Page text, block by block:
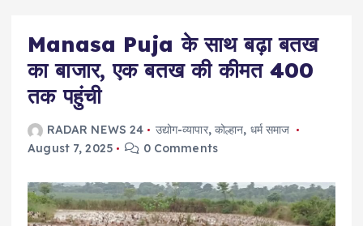
Manasa Puja के साथ बढ़ा बतख
का बाजार, एक बतख की कीमत 400
तक पहुंची
RADAR NEWS 24 उद्योग-व्यापार, कोल्हान, धर्म समाज
August 7, 2025
0 Comments